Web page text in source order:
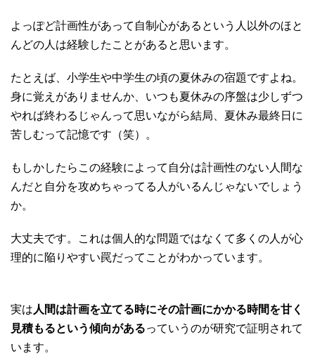
よっぽど計画性があって自制心があるという人以外のほと
んどの人は経験したことがあると思います。
たとえば、小学生や中学生の頃の夏休みの宿題ですよね。
身に覚えがありませんか、いつも夏休みの序盤は少しずつ
やれば終わるじゃんって思いながら結局、夏休み最終日に
苦しむって記憶です（笑）。
もしかしたらこの経験によって自分は計画性のない人間な
んだと自分を攻めちゃってる人がいるんじゃないでしょう
か。
大丈夫です。これは個人的な問題ではなくて多くの人が心
理的に陥りやすい罠だってことがわかっています。
実は 人間は計画を立てる時にその計画にかかる時間を甘く
見積もるという傾向があるっていうのが研究で証明されて
います。